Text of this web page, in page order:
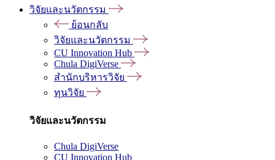
วิจัยและนวัตกรรม
ย้อนกลับ
วิจัยและนวัตกรรม
CU Innovation Hub
Chula DigiVerse
สำนักบริหารวิจัย
ทุนวิจัย
วิจัยและนวัตกรรม
Chula DigiVerse
CU Innovation Hub